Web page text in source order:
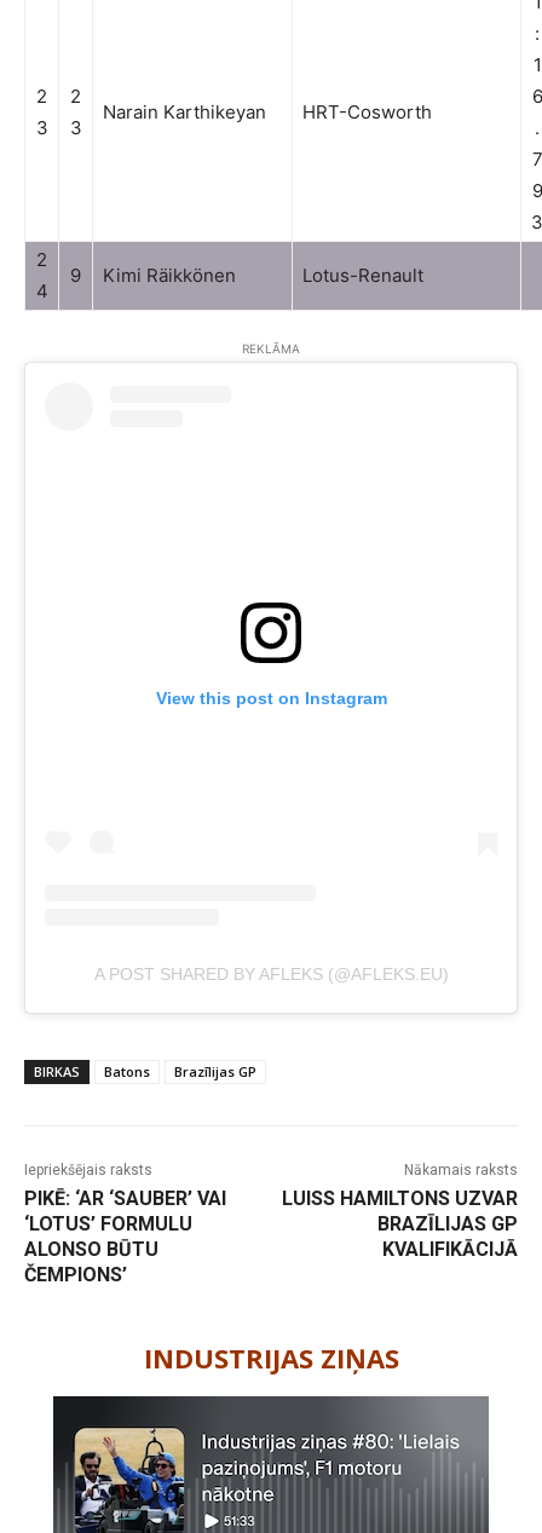
2
3
2
3
Narain Karthikeyan HRT-Cosworth
:
1
6
.
7
9
3
2
4
9 Kimi Räikkönen Lotus-Renault
REKLĀMA
View this post on Instagram
A POST SHARED BY AFLEKS (@AFLEKS.EU)
BIRKAS Batons Brazīlijas GP
Iepriekšējais raksts
PIKĒ: ‘AR ‘SAUBER’ VAI
‘LOTUS’ FORMULU
ALONSO BŪTU
ČEMPIONS’
Nākamais raksts
LUISS HAMILTONS UZVAR
BRAZĪLIJAS GP
KVALIFIKĀCIJĀ
INDUSTRIJAS ZIŅAS